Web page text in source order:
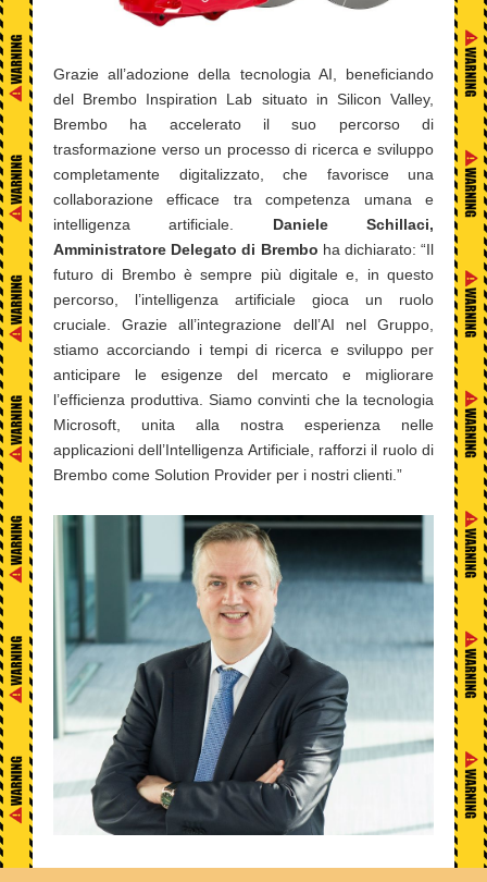
Grazie all’adozione della tecnologia AI, beneficiando
del Brembo Inspiration Lab situato in Silicon Valley,
Brembo ha accelerato il suo percorso di
trasformazione verso un processo di ricerca e sviluppo
completamente digitalizzato, che favorisce una
collaborazione efficace tra competenza umana e
intelligenza artificiale. Daniele Schillaci,
Amministratore Delegato di Brembo ha dichiarato: “Il
futuro di Brembo è sempre più digitale e, in questo
percorso, l’intelligenza artificiale gioca un ruolo
cruciale. Grazie all’integrazione dell’AI nel Gruppo,
stiamo accorciando i tempi di ricerca e sviluppo per
anticipare le esigenze del mercato e migliorare
l’efficienza produttiva. Siamo convinti che la tecnologia
Microsoft, unita alla nostra esperienza nelle
applicazioni dell’Intelligenza Artificiale, rafforzi il ruolo di
Brembo come Solution Provider per i nostri clienti.”